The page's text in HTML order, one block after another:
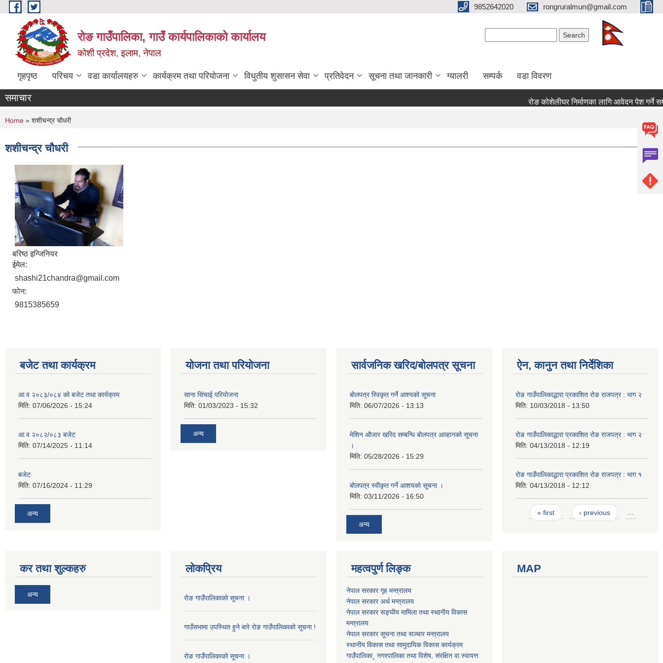
Skip to main content 9852642020 rongruralmun@gmail.com
रोङ गाउँपालिका, गाउँ कार्यपालिकाको कार्यालय
कोशी प्रदेश, इलाम, नेपाल
गृहपृष्ठ परिचय वडा कार्यालयहरु कार्यक्रम तथा परियोजना विधुतीय शुसासन सेवा प्रतिवेदन सूचना तथा जानकारी ग्यालरी सम्पर्क वडा विवरण
समाचार रोङ कोशेलीघर निर्माणका लागि आवेदन पेश गर्ने
You are here
Home » शशीचन्द्र चौधरी
शशीचन्द्र चौधरी
बरिष्ठ इन्जिनियर
ईमेल:
shashi21chandra@gmail.com
फोन:
9815385659
बजेट तथा कार्यक्रम
आ.व २०८३/०८४ को बजेट तथा कार्यक्रम
मिति: 07/06/2026 - 15:24
आ.व २०८२/०८३ बजेट
मिति: 07/14/2025 - 11:14
बजेट
मिति: 07/16/2024 - 11:29
अन्य
योजना तथा परियोजना
साना सिंचाई परियोजना
मिति: 01/03/2023 - 15:32
अन्य
सार्वजनिक खरिद/बोलपत्र सूचना
बोलपत्र स्विकृत गर्ने आश्यको सूचना
मिति: 06/07/2026 - 13:13
मेशिन औजार खरिद सम्बन्धि बोलपत्र आव्हानको सूचना
।
मिति: 05/28/2026 - 15:29
बोलपत्र स्वीकृत गर्ने आशयको सूचना ।
मिति: 03/11/2026 - 16:50
अन्य
ऐन, कानुन तथा निर्देशिका
रोङ गाउँपालिकाद्धारा प्रकाशित रोङ राजपत्र : भाग २
मिति: 10/03/2018 - 13:50
रोङ गाउँपालिकाद्धारा प्रकाशित रोङ राजपत्र : भाग २
मिति: 04/13/2018 - 12:19
रोङ गाउँपालिकाद्धारा प्रकाशित रोङ राजपत्र : भाग १
मिति: 04/13/2018 - 12:12
Pages
« first ‹ previous …
कर तथा शुल्कहरु
अन्य
लोकप्रिय
राेङ गाउँपालिकाको सूचना ।
गाउँसभामा उपस्थित हुने बारे रोङ गाउँपालिकाको सूचना !
राेङ गाउँपालिकाको सूचना ।
महत्वपुर्ण लिङ्क
नेपाल सरकार गृह मन्त्रालय
नेपाल सरकार अर्थ मन्त्रालय
नेपाल सरकार सङ्घीय मामिला तथा स्थानीय विकास
मन्त्रालय
नेपाल सरकार सूचना तथा सञ्चार मन्त्रालय
स्थानीय विकास तथा सामुदायिक विकास कार्यक्रम
गाउँपालिका¸ नगरपालिका तथा विशेष, संरक्षित वा स्वायत्त
MAP